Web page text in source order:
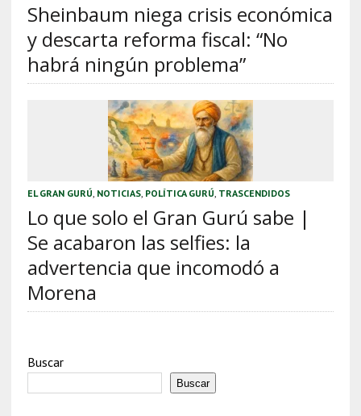
Sheinbaum niega crisis económica
y descarta reforma fiscal: “No
habrá ningún problema”
EL GRAN GURÚ, NOTICIAS, POLÍTICA GURÚ, TRASCENDIDOS
Lo que solo el Gran Gurú sabe |
Se acabaron las selfies: la
advertencia que incomodó a
Morena
Buscar
Buscar